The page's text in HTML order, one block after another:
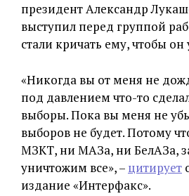
президент Александр
выступил перед группой
стали кричать ему, чтобы он
«Никогда вы от меня не
под давлением что-то
выборы. Пока вы меня не
выборов не будет. Потому
МЗКТ, ни МАЗа, ни БелАЗа,
уничтожим все», – цитирует
издание «Интерфакс».